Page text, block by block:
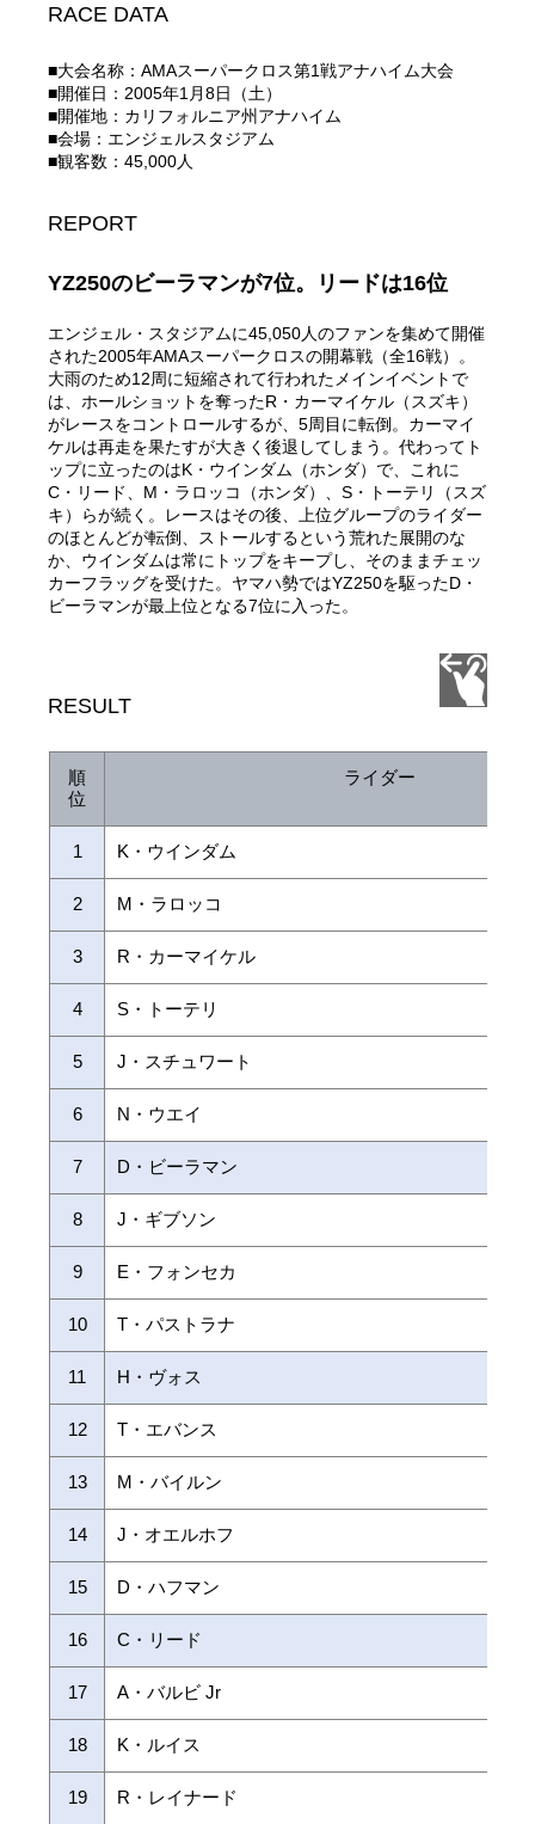
RACE DATA
■大会名称：AMAスーパークロス第1戦アナハイム大会
■開催日：2005年1月8日（土）
■開催地：カリフォルニア州アナハイム
■会場：エンジェルスタジアム
■観客数：45,000人
REPORT
YZ250のビーラマンが7位。リードは16位
エンジェル・スタジアムに45,050人のファンを集めて開催
された2005年AMAスーパークロスの開幕戦（全16戦）。
大雨のため12周に短縮されて行われたメインイベントで
は、ホールショットを奪ったR・カーマイケル（スズキ）
がレースをコントロールするが、5周目に転倒。カーマイ
ケルは再走を果たすが大きく後退してしまう。代わってト
ップに立ったのはK・ウインダム（ホンダ）で、これに
C・リード、M・ラロッコ（ホンダ）、S・トーテリ（スズ
キ）らが続く。レースはその後、上位グループのライダー
のほとんどが転倒、ストールするという荒れた展開のな
か、ウインダムは常にトップをキープし、そのままチェッ
カーフラッグを受けた。ヤマハ勢ではYZ250を駆ったD・
ビーラマンが最上位となる7位に入った。
RESULT
順
位
ライダー
1 K・ウインダム
2 M・ラロッコ
3 R・カーマイケル
4 S・トーテリ
5 J・スチュワート
6 N・ウエイ
7 D・ビーラマン
8 J・ギブソン
9 E・フォンセカ
10 T・パストラナ
11 H・ヴォス
12 T・エバンス
13 M・バイルン
14 J・オエルホフ
15 D・ハフマン
16 C・リード
17 A・バルビ Jr
18 K・ルイス
19 R・レイナード